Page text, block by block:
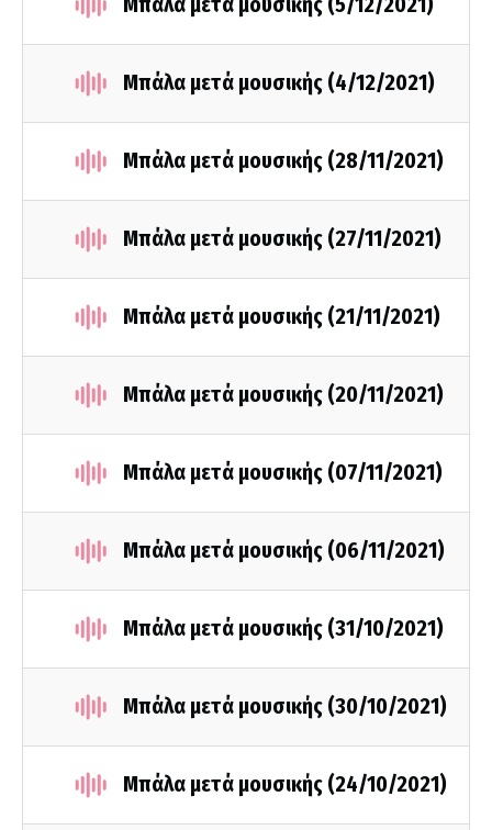
Μπάλα μετά μουσικής (5/12/2021)
Μπάλα μετά μουσικής (4/12/2021)
Μπάλα μετά μουσικής (28/11/2021)
Μπάλα μετά μουσικής (27/11/2021)
Μπάλα μετά μουσικής (21/11/2021)
Μπάλα μετά μουσικής (20/11/2021)
Μπάλα μετά μουσικής (07/11/2021)
Μπάλα μετά μουσικής (06/11/2021)
Μπάλα μετά μουσικής (31/10/2021)
Μπάλα μετά μουσικής (30/10/2021)
Μπάλα μετά μουσικής (24/10/2021)